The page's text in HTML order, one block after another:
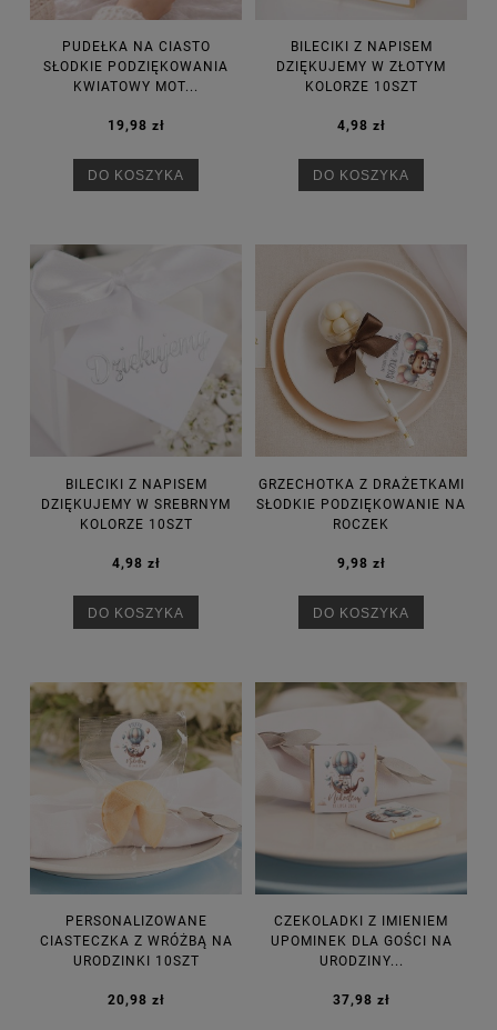
PUDEŁKA NA CIASTO
SŁODKIE PODZIĘKOWANIA
KWIATOWY MOT...
19,98 zł
DO KOSZYKA
BILECIKI Z NAPISEM
DZIĘKUJEMY W ZŁOTYM
KOLORZE 10SZT
4,98 zł
DO KOSZYKA
BILECIKI Z NAPISEM
DZIĘKUJEMY W SREBRNYM
KOLORZE 10SZT
4,98 zł
DO KOSZYKA
GRZECHOTKA Z DRAŻETKAMI
SŁODKIE PODZIĘKOWANIE NA
ROCZEK
9,98 zł
DO KOSZYKA
PERSONALIZOWANE
CIASTECZKA Z WRÓŻBĄ NA
URODZINKI 10SZT
20,98 zł
CZEKOLADKI Z IMIENIEM
UPOMINEK DLA GOŚCI NA
URODZINY...
37,98 zł